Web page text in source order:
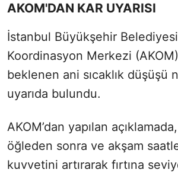
AKOM'DAN KAR UYARISI
İstanbul Büyükşehir
Koordinasyon Merkezi
beklenen ani sıcaklık düşüşü
uyarıda bulundu.
AKOM’dan yapılan
öğleden sonra ve akşam
kuvvetini artırarak fırtına